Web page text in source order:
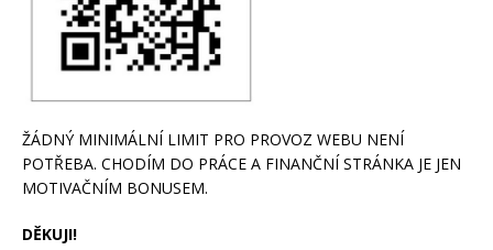
ŽÁDNÝ MINIMÁLNÍ LIMIT PRO PROVOZ WEBU NENÍ
POTŘEBA. CHODÍM DO PRÁCE A FINANČNÍ STRÁNKA JE JEN
MOTIVAČNÍM BONUSEM.
DĚKUJI!